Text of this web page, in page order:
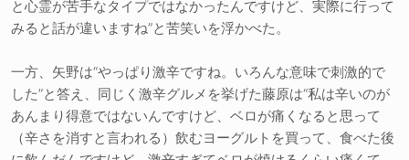
と心霊が苦手なタイプではなかったんですけど、実際に行って
みると話が違いますね”と苦笑いを浮かべた。
一方、矢野は“やっぱり激辛ですね。いろんな意味で刺激的で
した”と答え、同じく激辛グルメを挙げた藤原は“私は辛いのが
あんまり得意ではないんですけど、ベロが痛くなると思って
（辛さを消すと言われる）飲むヨーグルトを買って、食べた後